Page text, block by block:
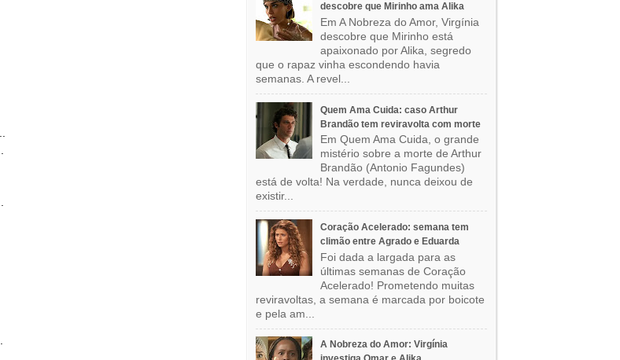
descobre que Mirinho ama Alika
Em A Nobreza do Amor, Virgínia
descobre que Mirinho está
apaixonado por Alika, segredo
que o rapaz vinha escondendo havia
semanas. A revel...
Quem Ama Cuida: caso Arthur
Brandão tem reviravolta com morte
Em Quem Ama Cuida, o grande
mistério sobre a morte de Arthur
Brandão (Antonio Fagundes)
está de volta! Na verdade, nunca deixou de
existir...
Coração Acelerado: semana tem
climão entre Agrado e Eduarda
Foi dada a largada para as
últimas semanas de Coração
Acelerado! Prometendo muitas
reviravoltas, a semana é marcada por boicote
e pela am...
A Nobreza do Amor: Virgínia